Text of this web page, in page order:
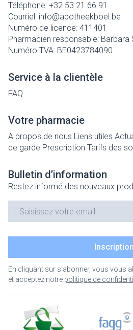
Téléphone: +32 53 21 66 91
Courriel: info@apotheekboel.be
Numéro de licence: 411401
Pharmacien responsable: Barbara
Numéro TVA: BE0423784090
Service à la clientèle
FAQ
Votre pharmacie
A propos de nous Liens utiles
de garde Prescription Tarifs des
Bulletin d’information
Restez informé des nouveaux
Inscription
En cliquant sur s'abonner, vous vous
et acceptez notre politique de